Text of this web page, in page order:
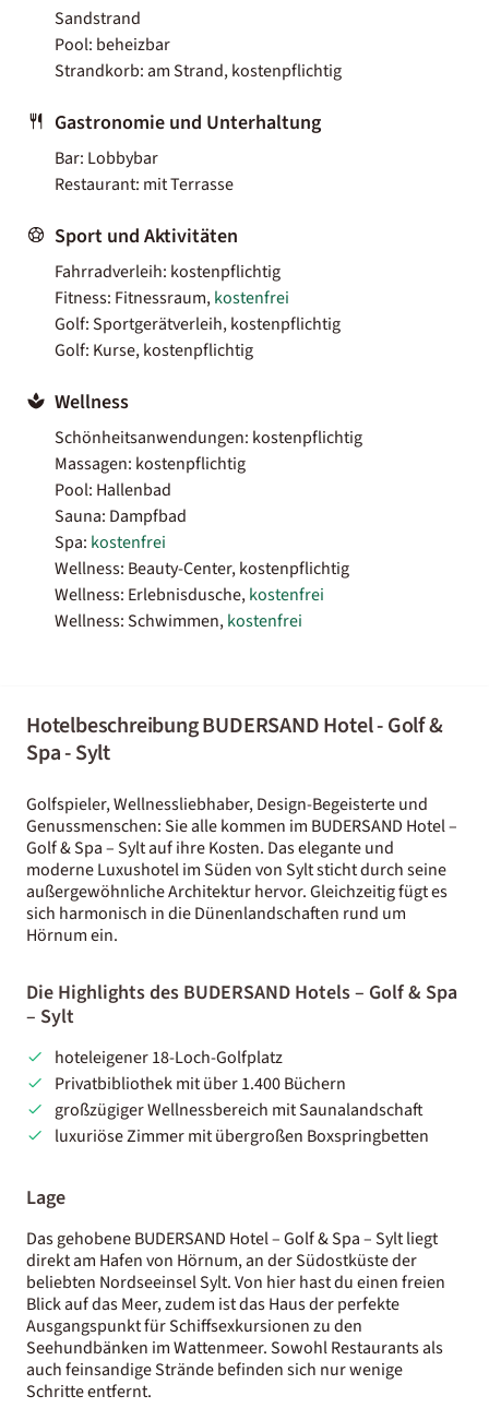
Sandstrand
Pool: beheizbar
Strandkorb: am Strand, kostenpflichtig
Gastronomie und Unterhaltung
Bar: Lobbybar
Restaurant: mit Terrasse
Sport und Aktivitäten
Fahrradverleih: kostenpflichtig
Fitness: Fitnessraum,kostenfrei
Golf: Sportgerätverleih, kostenpflichtig
Golf: Kurse, kostenpflichtig
Wellness
Schönheitsanwendungen: kostenpflichtig
Massagen: kostenpflichtig
Pool: Hallenbad
Sauna: Dampfbad
Spa: kostenfrei
Wellness: Beauty-Center, kostenpflichtig
Wellness: Erlebnisdusche,kostenfrei
Wellness: Schwimmen,kostenfrei
Hotelbeschreibung BUDERSAND Hotel - Golf &
Spa - Sylt
Golfspieler, Wellnessliebhaber, Design-Begeisterte und
Genussmenschen: Sie alle kommen im BUDERSAND Hotel –
Golf & Spa – Sylt auf ihre Kosten. Das elegante und
moderne Luxushotel im Süden von Sylt sticht durch seine
außergewöhnliche Architektur hervor. Gleichzeitig fügt es
sich harmonisch in die Dünenlandschaften rund um
Hörnum ein.
Die Highlights des BUDERSAND Hotels – Golf & Spa
– Sylt
hoteleigener 18-Loch-Golfplatz
Privatbibliothek mit über 1.400 Büchern
großzügiger Wellnessbereich mit Saunalandschaft
luxuriöse Zimmer mit übergroßen Boxspringbetten
Lage
Das gehobene BUDERSAND Hotel – Golf & Spa – Sylt liegt
direkt am Hafen von Hörnum, an der Südostküste der
beliebten Nordseeinsel Sylt. Von hier hast du einen freien
Blick auf das Meer, zudem ist das Haus der perfekte
Ausgangspunkt für Schiffsexkursionen zu den
Seehundbänken im Wattenmeer. Sowohl Restaurants als
auch feinsandige Strände befinden sich nur wenige
Schritte entfernt.